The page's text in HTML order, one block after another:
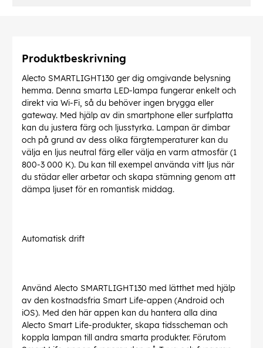
Produktbeskrivning
Alecto SMARTLIGHT130 ger dig omgivande belysning
hemma. Denna smarta LED-lampa fungerar enkelt och
direkt via Wi-Fi, så du behöver ingen brygga eller
gateway. Med hjälp av din smartphone eller surfplatta
kan du justera färg och ljusstyrka. Lampan är dimbar
och på grund av dess olika färgtemperaturer kan du
välja en ljus neutral färg eller välja en varm atmosfär (1
800-3 000 K). Du kan till exempel använda vitt ljus när
du städar eller arbetar och skapa stämning genom att
dämpa ljuset för en romantisk middag.
Automatisk drift
Använd Alecto SMARTLIGHT130 med lätthet med hjälp
av den kostnadsfria Smart Life-appen (Android och
iOS). Med den här appen kan du hantera alla dina
Alecto Smart Life-produkter, skapa tidsscheman och
koppla lampan till andra smarta produkter. Förutom